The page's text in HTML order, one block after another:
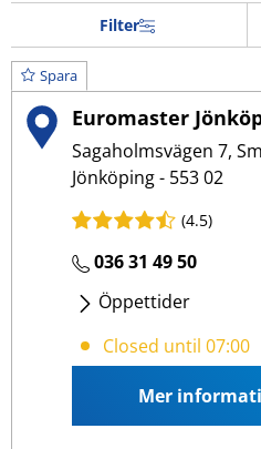
Filter
Spara
Euromaster
Sagaholmsvägen 7,
Jönköping - 553 02
(4.5)
036 31 49 50
Öppettider
Måndag- Fredag:
Closed until 07:00
Mer